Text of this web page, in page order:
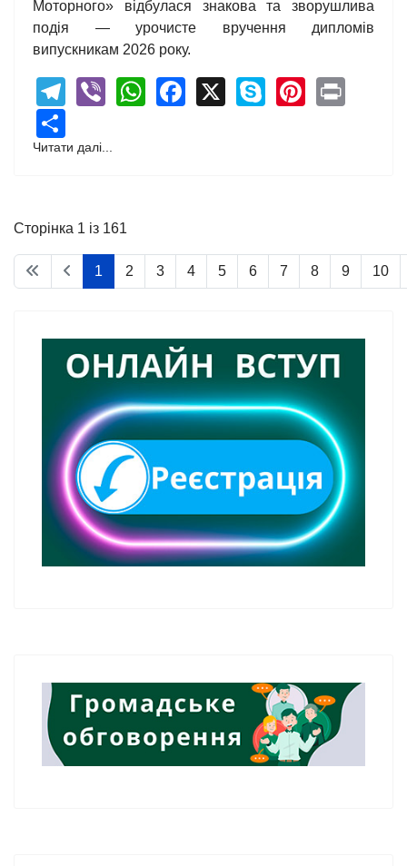
Моторного» відбулася знакова та зворушлива
подія — урочисте вручення дипломів
випускникам 2026 року.
Telegram
ViberWhatsApp
Facebook
X Skype
Читати далі...
Сторінка 1 із 161
1 2 3 4 5 6 7 8 9 10